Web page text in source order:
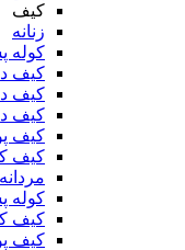
کیف
زنانه
کوله
کیف
کیف
کیف
کیف
کیف
مردانه
کوله
کیف
کیف